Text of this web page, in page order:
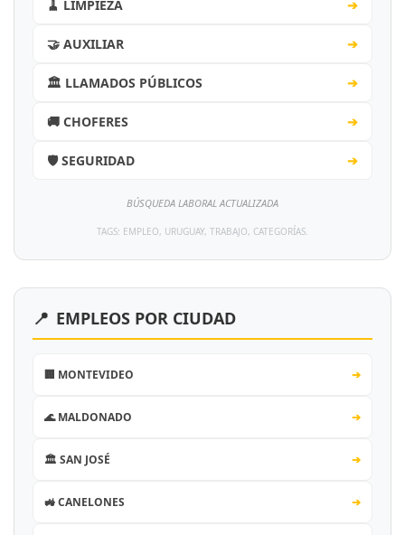
🧹 LIMPIEZA ➔
🤝 AUXILIAR ➔
🏛️ LLAMADOS PÚBLICOS ➔
🚚 CHOFERES ➔
🛡️ SEGURIDAD ➔
BÚSQUEDA LABORAL ACTUALIZADA
TAGS: EMPLEO, URUGUAY, TRABAJO, CATEGORÍAS.
📍 EMPLEOS POR CIUDAD
🏢 MONTEVIDEO ➔
🌊 MALDONADO ➔
🏛️ SAN JOSÉ ➔
🚜 CANELONES ➔